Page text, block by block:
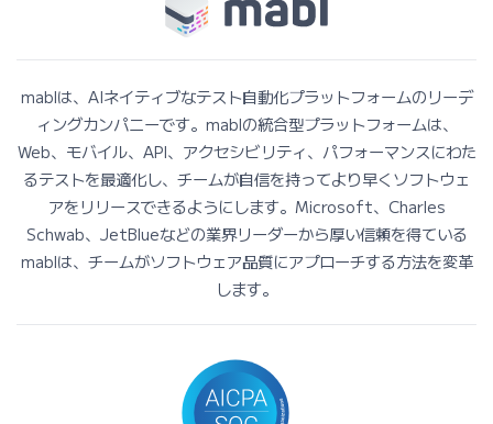
mablは、AIネイティブなテスト自動化プラットフォームのリーデ
ィングカンパニーです。mablの統合型プラットフォームは、
Web、モバイル、API、アクセシビリティ、パフォーマンスにわた
るテストを最適化し、チームが自信を持ってより早くソフトウェ
アをリリースできるようにします。Microsoft、Charles
Schwab、JetBlueなどの業界リーダーから厚い信頼を得ている
mablは、チームがソフトウェア品質にアプローチする方法を変革
します。